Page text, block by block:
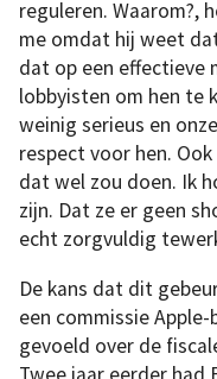
reguleren. Waarom?,
me omdat hij weet
dat op een effectieve
lobbyisten om hen te
weinig serieus en
respect voor hen.
dat wel zou doen. Ik
zijn. Dat ze er geen
echt zorgvuldig
De kans dat dit
een commissie
gevoeld over de